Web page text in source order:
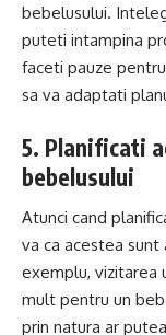
bebelusului.
puteti intampina
faceti pauze
sa va adaptati
5. Planificati
bebelusului
Atunci cand
va ca acestea
exemplu, vizitarea
mult pentru un
prin natura ar